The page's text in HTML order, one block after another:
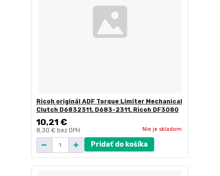
Ricoh originál ADF Torque Limiter Mechanical
Clutch D6832311, D683-2311, Ricoh DF3080
10,21 €
8,30 € bez DPH Nie je skladom
Pridať do košíka